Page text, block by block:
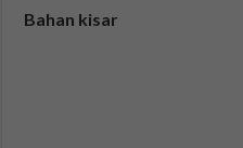
Bahan kisar